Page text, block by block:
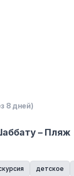
8 дней)
– Пляж
детское